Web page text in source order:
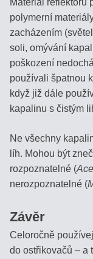
polymerní
zacházením
soli, omývání
poškození
používali špatnou
když již dále
kapalinu s čistým
Ne všechny
líh. Mohou být
rozpoznatelné (
nerozpoznatelné (
Závěr
Celoročně
do ostřikovačů – a